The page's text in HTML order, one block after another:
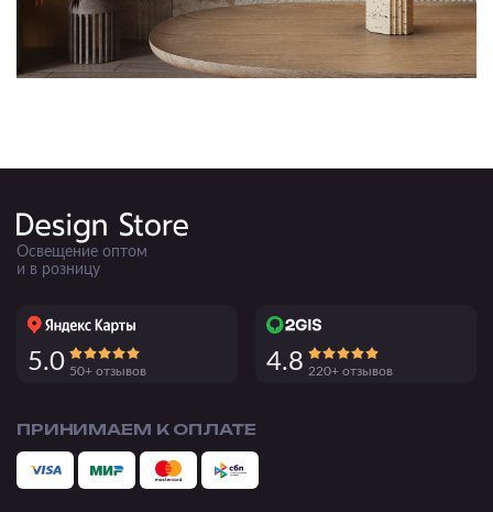
Освещение оптом
и в розницу
5.0 50+ отзывов 4.8 220+ отзывов
ПРИНИМАЕМ К ОПЛАТЕ